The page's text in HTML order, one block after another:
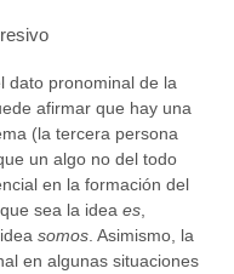
dato pronominal de la
afirmar que hay una
(la tercera persona
un algo no del todo
en la formación del
sea la ideaes
ideasomos . Asimismo, la
en algunas situaciones